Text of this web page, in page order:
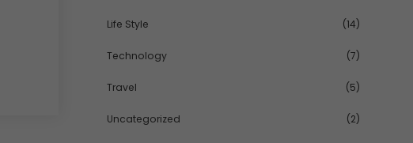
Life Style (14)
Technology (7)
Travel (5)
Uncategorized (2)